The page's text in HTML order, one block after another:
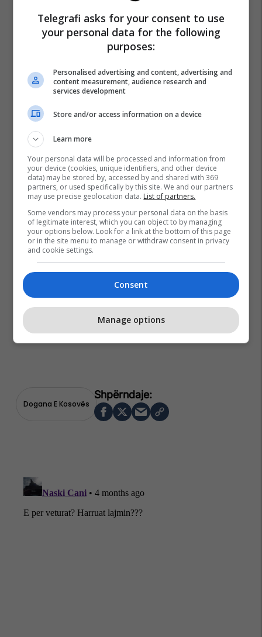
Dogana E Kosovës
Telegrafi asks for your consent to use
your personal data for the following
purposes:
Personalised advertising and content, advertising and
content measurement, audience research and
services development
Store and/or access information on a device
Learn more
Your personal data will be processed and information from
your device (cookies, unique identifiers, and other device
data) may be stored by, accessed by and shared with 369
partners, or used specifically by this site. We and our partners
may use precise geolocation data. List of partners.
Some vendors may process your personal data on the basis
of legitimate interest, which you can object to by managing
your options below. Look for a link at the bottom of this page
or in the site menu to manage or withdraw consent in privacy
and cookie settings.
Consent
Manage options